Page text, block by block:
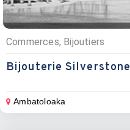
Commerces, Bijoutiers
Bijouterie Silverstone
Ambatoloaka